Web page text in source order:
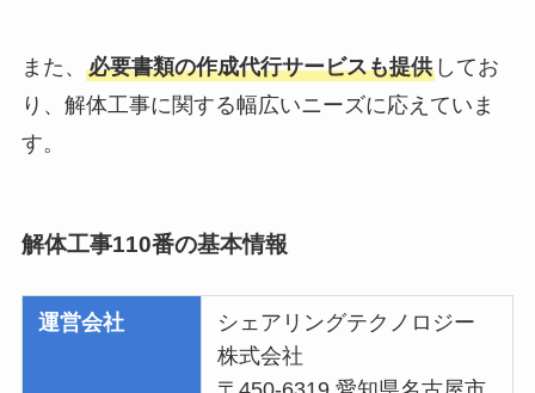
また、 必要書類の作成代行サービスも提供してお
り、解体工事に関する幅広いニーズに応えていま
す。
解体工事110番の基本情報
運営会社
シェアリングテクノロジー
株式会社